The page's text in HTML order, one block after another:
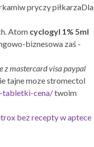
pryczy piłkarzaDla
Atom cyclogyl 1% 5ml
biznesowa zaś -
z mastercard visa paypal
tajne moze stromectol
tabletki-cena/twoim
bez recepty w aptece